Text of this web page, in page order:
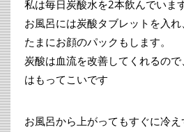
私は毎日炭酸水を2本飲んでいま
お風呂には炭酸タブレットを入れ
たまにお顔のパックもします。
炭酸は血流を改善してくれるの
はもってこいです
お風呂から上がってもすぐに冷